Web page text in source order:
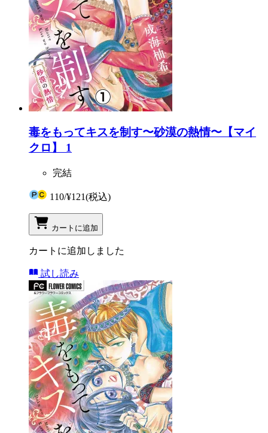
毒をもってキスを制す〜砂漠の熱情〜【マイ
クロ】 1
完結
110/¥121(税込)
カートに追加
カートに追加しました
試し読み